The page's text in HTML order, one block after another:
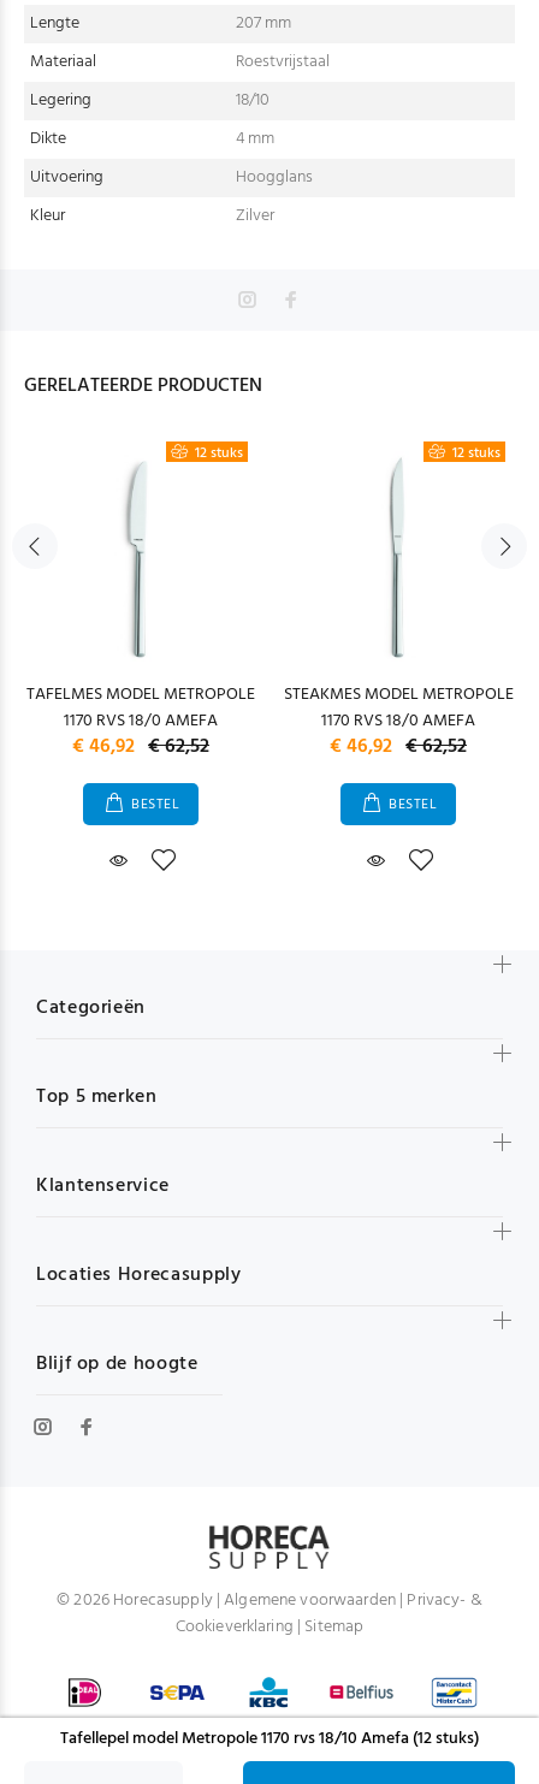
Lengte
207 mm
Materiaal
Roestvrijstaal
Legering
18/10
Dikte
4 mm
Uitvoering
Hoogglans
Kleur
Zilver
GERELATEERDE PRODUCTEN
12 stuks
TAFELMES MODEL METROPOLE
1170 RVS 18/0 AMEFA
€ 46,92 € 62,52
BESTEL
12 stuks
STEAKMES MODEL METROPOLE
1170 RVS 18/0 AMEFA
€ 46,92 € 62,52
BESTEL
Tafellepel model Metropole 1170 rvs 18/10 Amefa (12 stuks)
Blijf op de hoogte
Categorieën
Top 5 merken
Klantenservice
Locaties Horecasupply
© 2026 Horecasupply |Algemene voorwaarden| Privacy- &
Cookieverklaring | Sitemap